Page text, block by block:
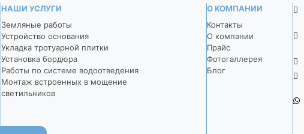
НАШИ УСЛУГИ
Земляные работы
Устройство основания
Укладка тротуарной плитки
Установка бордюра
Работы по системе водоотведения
Монтаж встроенных в мощение
светильников
О КОМПАНИИ
Контакты
О компании
Прайс
Фотогаллерея
Блог